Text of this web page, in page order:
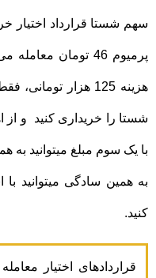
سهم شستا
پرمیوم 46 تومان معامله می‌شود.
با یک سوم مبلغ میتوانید به
به همین سادگی میتوانید
کنید.
قراردادهای اختیار